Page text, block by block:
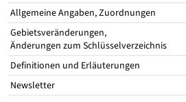
Allgemeine Angaben, Zuordnungen
Gebietsveränderungen,
Änderungen zum Schlüsselverzeichnis
Definitionen und Erläuterungen
Newsletter